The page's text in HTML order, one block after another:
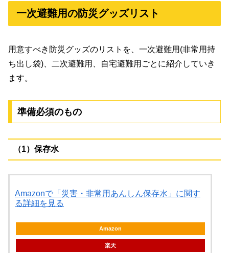
一次避難用の防災グッズリスト
用意すべき防災グッズのリストを、一次避難用(非常用持
ち出し袋)、二次避難用、自宅避難用ごとに紹介していき
ます。
準備必須のもの
（1）保存水
Amazonで「災害・非常用あんしん保存水」に関す
る詳細を見る
Amazon
楽天